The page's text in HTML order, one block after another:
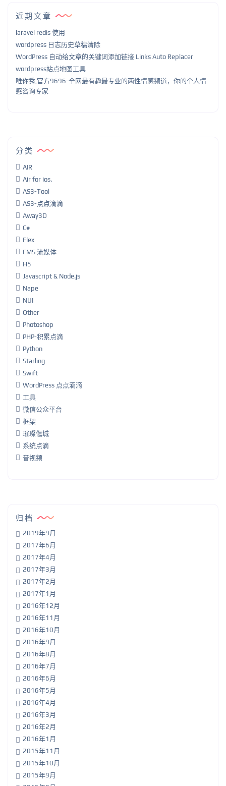
近期文章
laravel redis 使用
wordpress 日志历史草稿清除
WordPress 自动给文章的关键词添加链接 Links Auto Replacer
wordpress站点地图工具
唯你秀,官方9696-全网最有趣最专业的两性情感频道，你的个人情
感咨询专家
分类
AIR
Air for ios.
AS3-Tool
AS3-点点滴滴
Away3D
C#
Flex
FMS 流媒体
H5
Javascript & Node.js
Nape
NUI
Other
Photoshop
PHP-积累点滴
Python
Starling
Swift
WordPress 点点滴滴
工具
微信公众平台
框架
璀璨傷城
系统点滴
音视频
归档
2019年9月
2017年6月
2017年4月
2017年3月
2017年2月
2017年1月
2016年12月
2016年11月
2016年10月
2016年9月
2016年8月
2016年7月
2016年6月
2016年5月
2016年4月
2016年3月
2016年2月
2016年1月
2015年11月
2015年10月
2015年9月